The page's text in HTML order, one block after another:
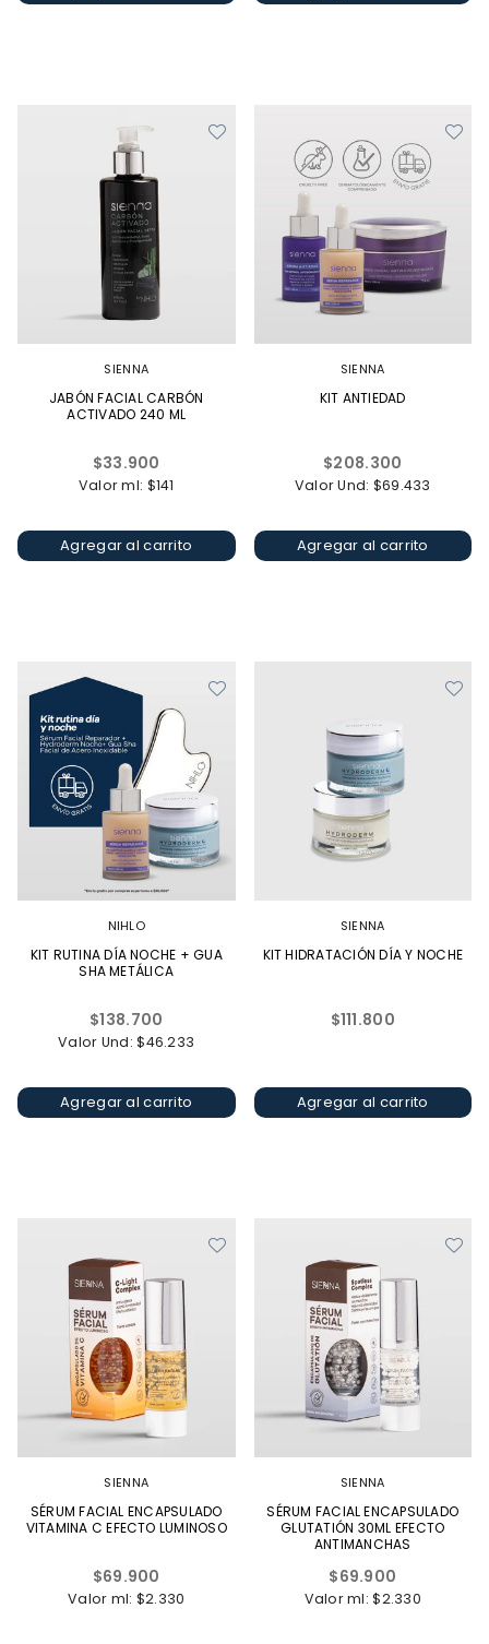
SIENNA
JABÓN FACIAL CARBÓN
ACTIVADO 240 ML
Precio
habitual
$33.900
Valor ml: $141
Agregar al carrito
SIENNA
KIT ANTIEDAD
Precio
habitual
$208.300
Valor Und: $69.433
Agregar al carrito
NIHLO
KIT RUTINA DÍA NOCHE + GUA
SHA METÁLICA
Precio
habitual
$138.700
Valor Und: $46.233
Agregar al carrito
SIENNA
KIT HIDRATACIÓN DÍA Y NOCHE
Precio
$111.800
Agregar al carrito
SIENNA
SÉRUM FACIAL ENCAPSULADO
VITAMINA C EFECTO LUMINOSO
Precio
habitual
$69.900
Valor ml: $2.330
SIENNA
SÉRUM FACIAL ENCAPSULADO
GLUTATIÓN 30ML EFECTO
ANTIMANCHAS
Precio
habitual
$69.900
Valor ml: $2.330